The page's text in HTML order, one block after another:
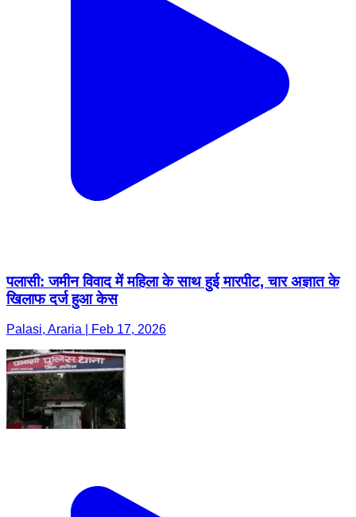
पलासी: जमीन विवाद में महिला के साथ हुई मारपीट, चार अज्ञात के
खिलाफ दर्ज हुआ केस
Palasi, Araria | Feb 17, 2026